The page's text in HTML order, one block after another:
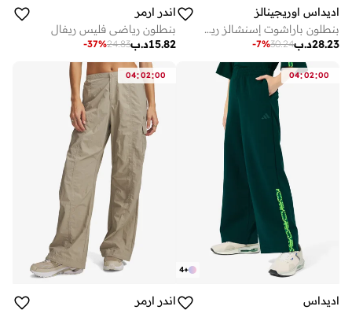
اديداس اوريجينالز
بنطلون باراشوت إسنشالز ريب ستوب
د.ب28.23
30.24
-7%
اندر ارمر
بنطلون رياضي فليس ريفال
د.ب15.82
24.83
-37%
04:02:00
+
4
اديداس
04:02:00
اندر ارمر